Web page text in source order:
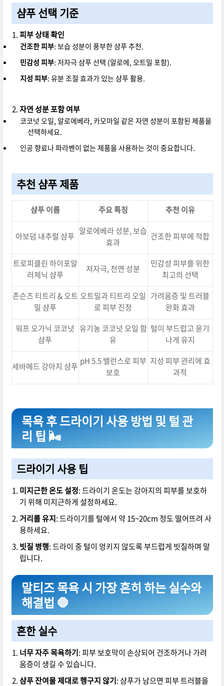
샴푸 선택 기준
피부 상태 확인
건조한 피부: 보습 성분이 풍부한 샴푸 추천.
민감성 피부: 저자극 샴푸 선택 (알로에, 오트밀 포함).
지성 피부: 유분 조절 효과가 있는 샴푸 활용.
자연 성분 포함 여부
코코넛 오일, 알로에베라, 카모마일 같은 자연 성분이 포함된 제품을
선택하세요.
인공 향료나 파라벤이 없는 제품을 사용하는 것이 중요합니다.
추천 샴푸 제품
샴푸 이름 주요 특징 추천 이유
아보덤 내추럴 샴푸 알로에베라 성분, 보습
효과
건조한 피부에 적합
트로피클린 하이포알
러제닉 샴푸
저자극, 천연 성분
민감성 피부를 위한
최고의 선택
존슨즈 티트리 & 오트
밀 샴푸
오트밀과 티트리 오일
로 피부 진정
가려움증 및 트러블
완화 효과
워프 오가닉 코코넛
샴푸
유기농 코코넛 오일 함
유
털이 부드럽고 윤기
나게 유지
세바메드 강아지 샴푸 pH 5.5 밸런스로 피부
보호
지성 피부 관리에 효
과적
목욕 후 드라이기 사용 방법 및 털 관
리 팁 🌬️
드라이기 사용 팁
미지근한 온도 설정: 드라이기 온도는 강아지의 피부를 보호하
기 위해 미지근하게 설정하세요.
거리를 유지: 드라이기를 털에서 약 15~20cm 정도 떨어뜨려 사
용하세요.
빗질 병행: 드라이 중 털이 엉키지 않도록 부드럽게 빗질하며 말
립니다.
말티즈 목욕 시 가장 흔히 하는 실수와
해결법 🛑
흔한 실수
너무 자주 목욕하기: 피부 보호막이 손상되어 건조하거나 가려
움증이 생길 수 있습니다.
샴푸 잔여물 제대로 헹구지 않기: 샴푸가 남으면 피부 트러블을